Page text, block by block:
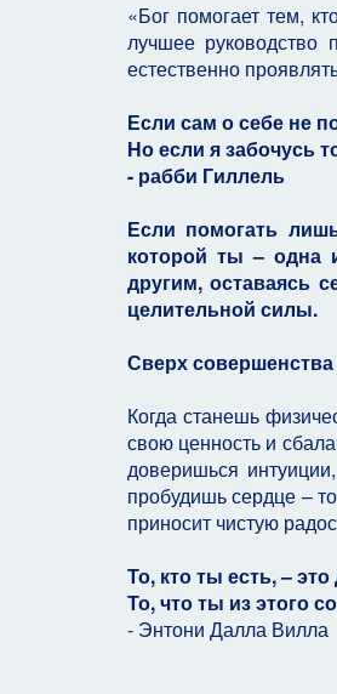
«Бог помогает тем,
лучшее
естественно
Если сам о себе не
Но если я забочусь
- рабби Гиллель
Если помогать
которой ты – одна
другим, оставаясь
целительной силы.
Сверх совершенства
Когда станешь
свою ценность и
доверишься
пробудишь сердце –
приносит чистую
То, кто ты есть, –
То, что ты из этого
- Энтони Далла Вилла